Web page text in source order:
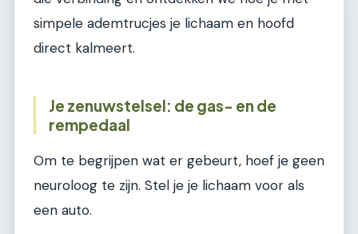
simpele ademtrucjes je lichaam en hoofd
direct kalmeert.
Je zenuwstelsel: de gas- en de
rempedaal
Om te begrijpen wat er gebeurt, hoef je geen
neuroloog te zijn. Stel je je lichaam voor als
een auto.